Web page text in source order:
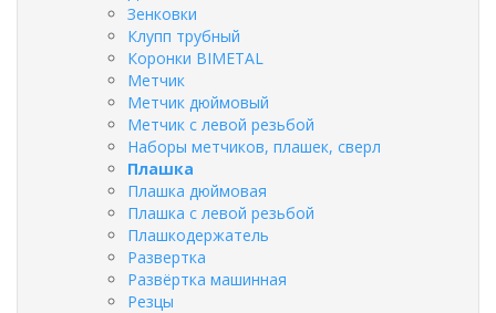
Зенковки
Клупп трубный
Коронки BIMETAL
Метчик
Метчик дюймовый
Метчик с левой резьбой
Наборы метчиков, плашек, сверл
Плашка
Плашка дюймовая
Плашка с левой резьбой
Плашкодержатель
Развертка
Развёртка машинная
Резцы